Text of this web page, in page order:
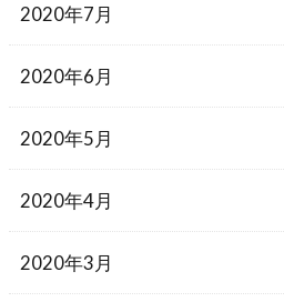
2020年7月
2020年6月
2020年5月
2020年4月
2020年3月